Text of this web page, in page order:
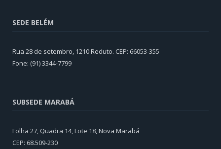
SEDE BELÉM
Rua 28 de setembro, 1210 Reduto. CEP: 66053-355
Fone: (91) 3344-7799
SUBSEDE MARABÁ
Folha 27, Quadra 14, Lote 18, Nova Marabá
CEP: 68.509-230